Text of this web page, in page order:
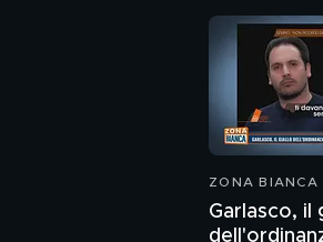
ZONA BIANCA
Garlasco, il